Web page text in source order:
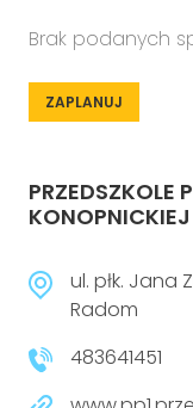
Brak podanych
ZAPLANUJ
PRZEDSZKOLE
ul. płk. Jana
Radom
483641451